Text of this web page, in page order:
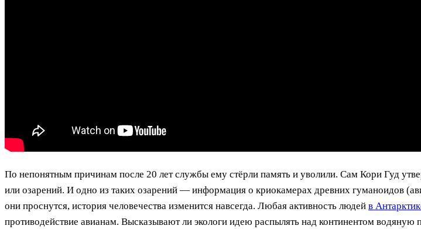
По непонятным причинам после 20 лет службы ему стёрли память и уволили. Сам Кори Гуд
или озарений. И одно из таких озарений — информация о криокамерах древних гуманоидов
они проснутся, история человечества изменится навсегда. Любая активность людей в
противодействие авианам. Высказывают ли экологи идею распылять над континентом водяную